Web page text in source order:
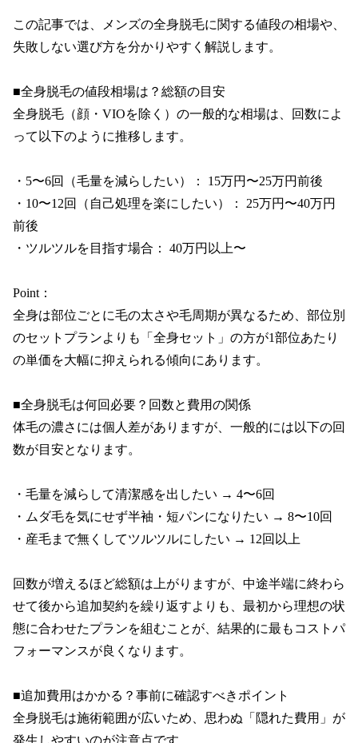
この記事では、メンズの全身脱毛に関する値段の相場や、
失敗しない選び方を分かりやすく解説します。
■全身脱毛の値段相場は？総額の目安
全身脱毛（顔・VIOを除く）の一般的な相場は、回数によ
って以下のように推移します。
・5〜6回（毛量を減らしたい）： 15万円〜25万円前後
・10〜12回（自己処理を楽にしたい）： 25万円〜40万円
前後
・ツルツルを目指す場合： 40万円以上〜
Point：
全身は部位ごとに毛の太さや毛周期が異なるため、部位別
のセットプランよりも「全身セット」の方が1部位あたり
の単価を大幅に抑えられる傾向にあります。
■全身脱毛は何回必要？回数と費用の関係
体毛の濃さには個人差がありますが、一般的には以下の回
数が目安となります。
・毛量を減らして清潔感を出したい → 4〜6回
・ムダ毛を気にせず半袖・短パンになりたい → 8〜10回
・産毛まで無くしてツルツルにしたい → 12回以上
回数が増えるほど総額は上がりますが、中途半端に終わら
せて後から追加契約を繰り返すよりも、最初から理想の状
態に合わせたプランを組むことが、結果的に最もコストパ
フォーマンスが良くなります。
■追加費用はかかる？事前に確認すべきポイント
全身脱毛は施術範囲が広いため、思わぬ「隠れた費用」が
発生しやすいのが注意点です。